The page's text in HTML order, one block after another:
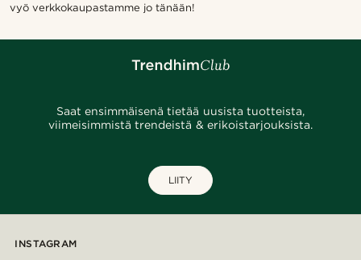
vyö verkkokaupastamme jo tänään!
Saat ensimmäisenä tietää uusista tuotteista,
viimeisimmistä trendeistä & erikoistarjouksista.
LIITY
INSTAGRAM